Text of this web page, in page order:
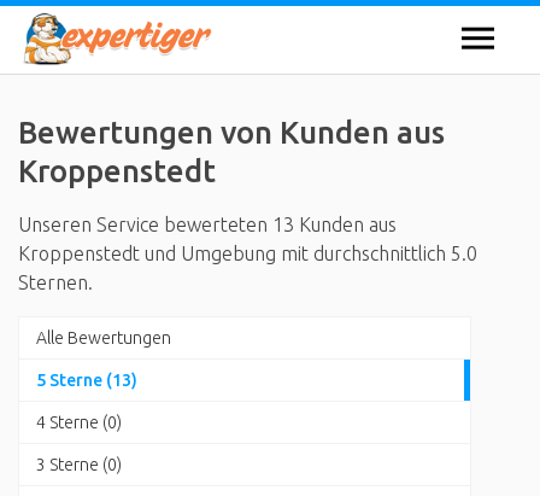
Bewertungen von Kunden aus
Kroppenstedt
Unseren Service bewerteten 13 Kunden aus
Kroppenstedt und Umgebung mit durchschnittlich 5.0
Sternen.
Alle Bewertungen
5 Sterne (13)
4 Sterne (0)
3 Sterne (0)